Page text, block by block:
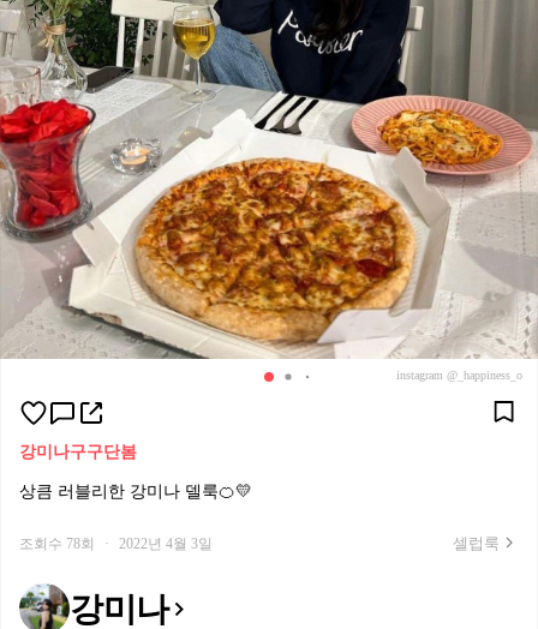
instagram @_happiness_o
강미나구구단봄
상큼 러블리한 강미나 델룩🍊💛
조회수 78회 · 2022년 4월 3일 셀럽룩
강미나